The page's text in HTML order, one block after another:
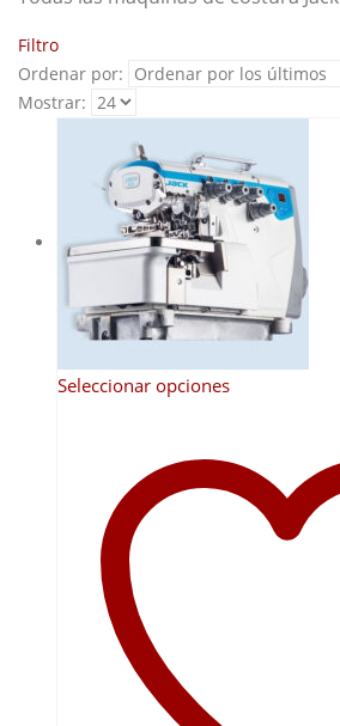
Filtro
Ordenar por:
Mostrar:
Seleccionar opcionesEste
múltiples
variantes.